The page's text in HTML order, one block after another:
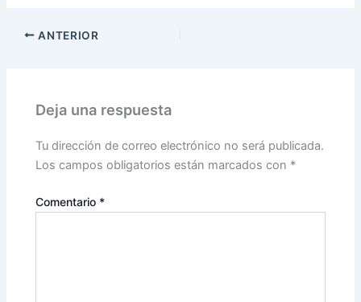
ANTERIOR
Deja una respuesta
Tu dirección de correo electrónico no será publicada.
Los campos obligatorios están marcados con *
Comentario *